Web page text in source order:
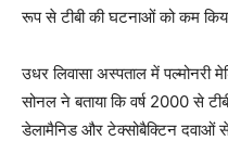
रूप से टीबी की घटनाओं को कम
उधर लिवासा अस्पताल में पल्मोनरी
सोनल ने बताया कि वर्ष 2000 से
डेलामैनिड और टेक्सोबैक्टिन